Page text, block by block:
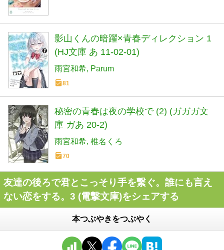
影山くんの暗躍×青春ディレクション 1
(HJ文庫 あ 11-02-01)
雨宮和希 Parum
81
秘密の青春は夜の学校で (2) (ガガガ文
庫 ガあ 20-2)
雨宮和希 椎名くろ
70
友達の後ろで君とこっそり手を繋ぐ。誰にも言え
ない恋をする。3 (電撃文庫)をシェアする
本つぶやきをつぶやく